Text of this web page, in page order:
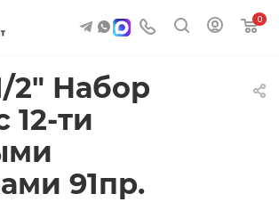
0
2" Набор
12-ти
91пр.